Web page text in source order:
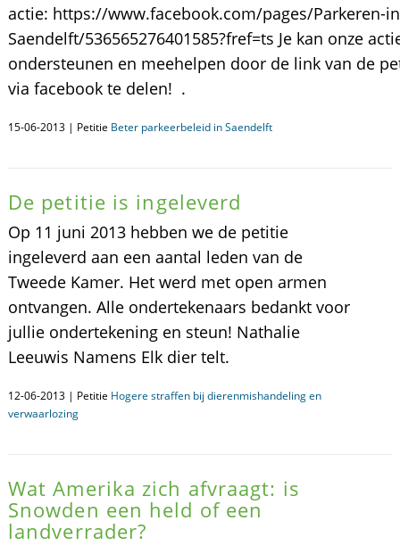
actie: https://www.facebook.com/pages/Parkeren-
Saendelft/536565276401585?fref=ts Je kan onze
ondersteunen en meehelpen door de link van de
via facebook te delen! .
15-06-2013 | Petitie Beter parkeerbeleid in Saendelft
De petitie is ingeleverd
Op 11 juni 2013 hebben we de petitie
ingeleverd aan een aantal leden van de
Tweede Kamer. Het werd met open armen
ontvangen. Alle ondertekenaars bedankt voor
jullie ondertekening en steun! Nathalie
Leeuwis Namens Elk dier telt.
12-06-2013 | Petitie Hogere straffen bij dierenmishandeling en
verwaarlozing
Wat Amerika zich afvraagt: is
Snowden een held of een
landverrader?